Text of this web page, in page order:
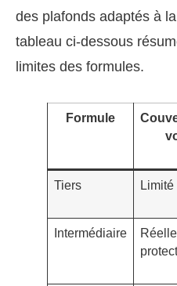
des plafonds adaptés à
tableau ci-dessous
limites des formules.
Formule
Tiers Limité
Intermédiaire
Réelle